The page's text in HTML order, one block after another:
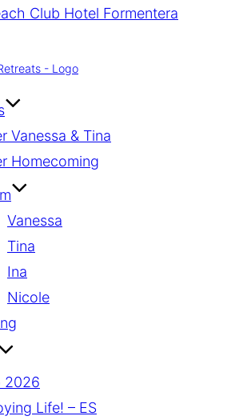
Club Hotel Formentera
Vanessa & Tina
Homecoming
Vanessa
Tina
Ina
Nicole
2026
Life! – ES